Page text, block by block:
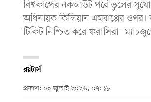
বিশ্বকাপের নকআউট পর্বে ভুলের
অধিনায়ক কিলিয়ান এমবাপ্পের
টিকিট নিশ্চিত করে ফরাসিরা।
রয়টার্স
প্রকাশ: ০৫ জুলাই ২০২৬, ০৭: ১৮